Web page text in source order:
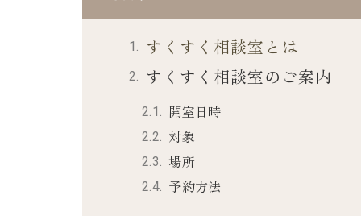
すくすく相談室とは
すくすく相談室のご案内
開室日時
対象
場所
予約方法